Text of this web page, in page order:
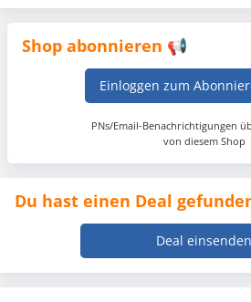
Shop abonnieren 📢
Einloggen zum
PNs/Email-Benachrichtigungen
von diesem Shop
Du hast einen Deal
Deal einsenden